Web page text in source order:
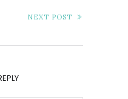
NEXT POST